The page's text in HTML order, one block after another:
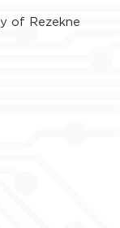
of Rezekne